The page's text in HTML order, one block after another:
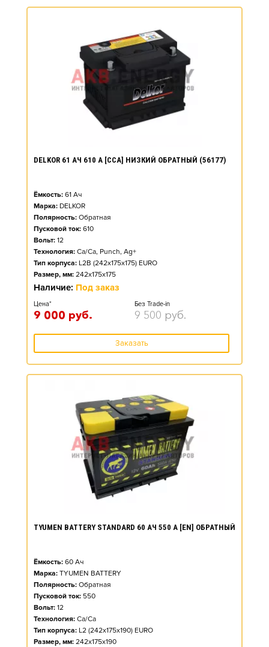
DELKOR 61 АЧ 610 А [CCA] НИЗКИЙ ОБРАТНЫЙ (56177)
Ёмкость: 61 Ач
Марка: DELKOR
Полярность: Обратная
Пусковой ток: 610
Вольт: 12
Технология: Ca/Ca, Punch, Ag+
Тип корпуса: L2B (242x175x175) EURO
Размер, мм: 242x175x175
Наличие: Под заказ
Цена*
9 000 руб.
Без Trade-in
9 500 руб.
Заказать
TYUMEN BATTERY STANDARD 60 АЧ 550 А [EN] ОБРАТНЫЙ
Ёмкость: 60 Ач
Марка: TYUMEN BATTERY
Полярность: Обратная
Пусковой ток: 550
Вольт: 12
Технология: Ca/Ca
Тип корпуса: L2 (242x175x190) EURO
Размер, мм: 242x175x190